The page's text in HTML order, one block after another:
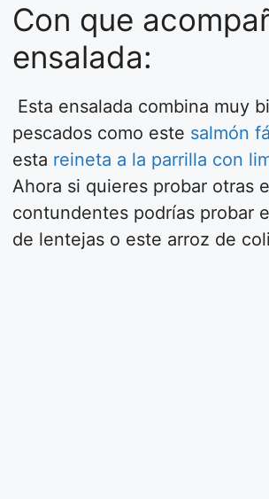
Con que
ensalada:
Esta ensalada combina muy
pescados como este salmón
esta reineta a la parrilla con
Ahora si quieres probar otras
contundentes podrías probar
de lentejas o este arroz de